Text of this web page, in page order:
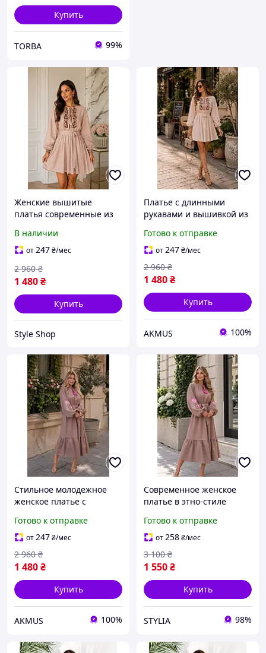
Купить
TORBA 99%
Женские вышитые
платья современные из
короткое Украинские
платья женское летнее
В наличии
от247₴/мес
1 480₴
2 960 ₴
Купить
Style Shop
Платье с длинными
рукавами и вышивкой из
вышиванки современные
Этно платья с вышивкой
с поясом
Готово к отправке
от247₴/мес
1 480₴
2 960 ₴
Купить
AKMUS 100%
Стильное молодежное
женское платье с
Женские платья
вышиванки из льна
Плаття миди
Готово к отправке
от247₴/мес
1 480₴
2 960 ₴
Купить
AKMUS 100%
Современное женское
платье в этно-стиле
красивыми рукавами
Нарядные плаття
вышиванки
Готово к отправке
от258₴/мес
1 550₴
3 100 ₴
Купить
STYLIA 98%